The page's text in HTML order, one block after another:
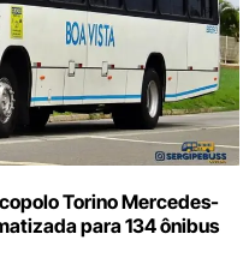
Torino Mercedes-
para 134 ônibus